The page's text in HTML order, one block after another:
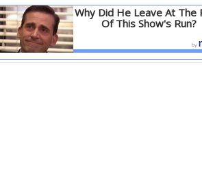
Why Did He Leave At The
Of This Show's Run?
Детальніше